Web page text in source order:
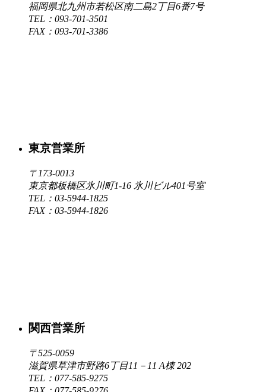
福岡県北九州市若松区南二島2丁目6番7号
TEL：093-701-3501
FAX：093-701-3386
東京営業所
〒173-0013
東京都板橋区氷川町1-16 氷川ビル401号室
TEL：03-5944-1825
FAX：03-5944-1826
関西営業所
〒525-0059
滋賀県草津市野路6丁目11－11 A棟 202
TEL：077-585-9275